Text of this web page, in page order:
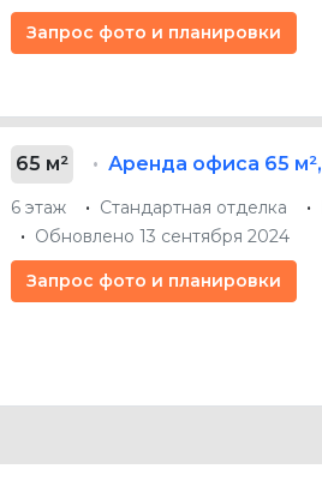
Запрос фото и планировки
65 м² Аренда офиса 65 м²
6 этаж Стандартная отделка
Обновлено 13 сентября 2024
Запрос фото и планировки